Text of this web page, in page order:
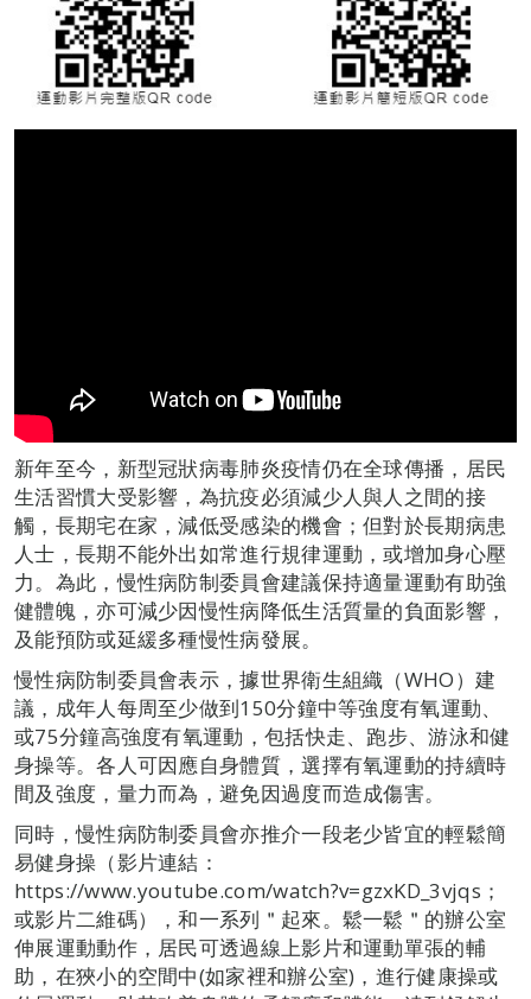
新年至今，新型冠狀病毒肺炎疫情仍在全球傳播，居民
生活習慣大受影響，為抗疫必須減少人與人之間的接
觸，長期宅在家，減低受感染的機會；但對於長期病患
人士，長期不能外出如常進行規律運動，或增加身心壓
力。為此，慢性病防制委員會建議保持適量運動有助強
健體魄，亦可減少因慢性病降低生活質量的負面影響，
及能預防或延緩多種慢性病發展。
慢性病防制委員會表示，據世界衛生組織（WHO）建
議，成年人每周至少做到150分鐘中等強度有氧運動、
或75分鐘高強度有氧運動，包括快走、跑步、游泳和健
身操等。各人可因應自身體質，選擇有氧運動的持續時
間及強度，量力而為，避免因過度而造成傷害。
同時，慢性病防制委員會亦推介一段老少皆宜的輕鬆簡
易健身操（影片連結：
https://www.youtube.com/watch?v=gzxKD_3vjqs；
或影片二維碼），和一系列＂起來。鬆一鬆＂的辦公室
伸展運動動作，居民可透過線上影片和運動單張的輔
助，在狹小的空間中(如家裡和辦公室)，進行健康操或